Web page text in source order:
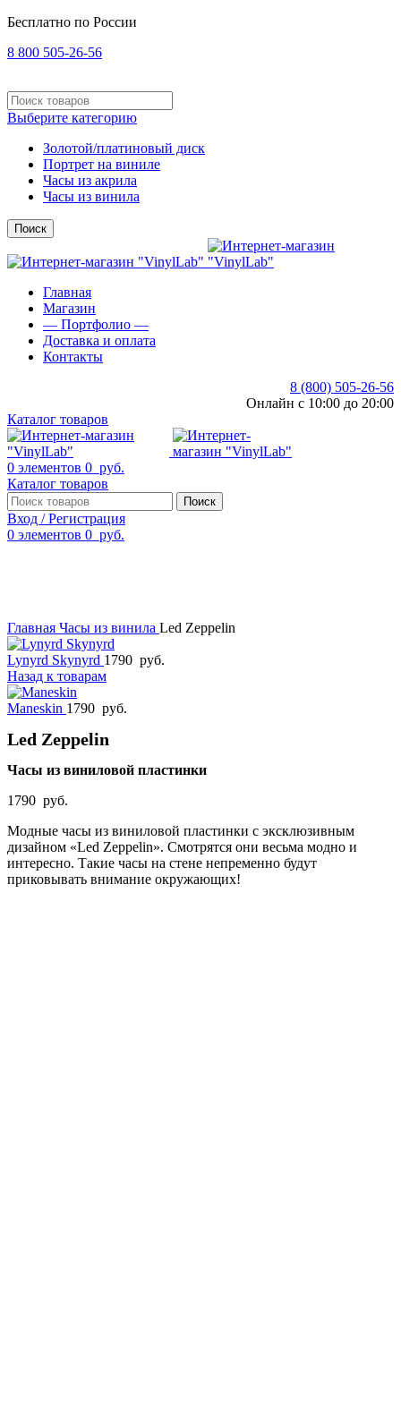
Бесплатно по России
8 800 505-26-56
Выберите категорию
Золотой/платиновый диск
Портрет на виниле
Часы из акрила
Часы из винила
Поиск
Главная
Магазин
— Портфолио —
Доставка и оплата
Контакты
8 (800) 505-26-56
Онлайн с 10:00 до 20:00
Каталог товаров
0 элементов 0 руб.
Каталог товаров
Поиск
Вход / Регистрация
0 элементов 0 руб.
Главная Часы из винила Led Zeppelin
Lynyrd Skynyrd 1790 руб.
Назад к товарам
Maneskin 1790 руб.
Led Zeppelin
Часы из виниловой пластинки
1790 руб.
Модные часы из виниловой пластинки с эксклюзивным
дизайном «Led Zeppelin». Смотрятся они весьма модно и
интересно. Такие часы на стене непременно будут
приковывать внимание окружающих!